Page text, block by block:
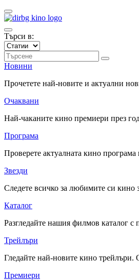
Търси в:
Новини
Прочетете най-новите и актуални
Очаквани
Най-чаканите кино премиери през
Програма
Проверете актуалната кино
Звезди
Следете всичко за любимите си
Каталог
Разгледайте нашия филмов каталог
Трейлъри
Гледайте най-новите кино
Премиери